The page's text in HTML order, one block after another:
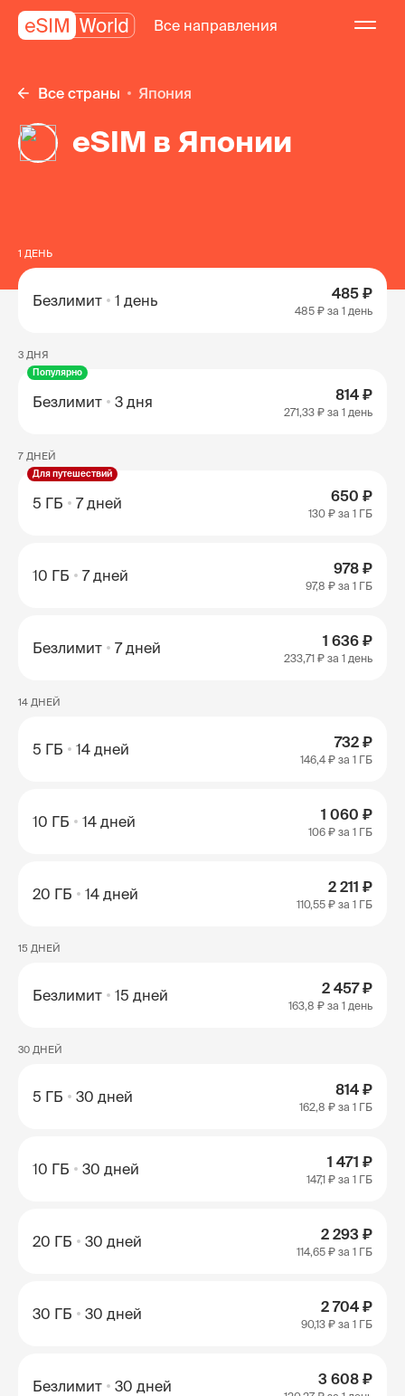
Все направления
Все страны Япония
eSIM в Японии
1 ДЕНЬ
Безлимит 1 день 485 ₽
485 ₽ за 1 день
3 ДНЯ
Популярно
Безлимит 3 дня 814 ₽
271,33 ₽ за 1 день
7 ДНЕЙ
Для путешествий
5 ГБ 7 дней 650 ₽
130 ₽ за 1 ГБ
10 ГБ 7 дней 978 ₽
97,8 ₽ за 1 ГБ
Безлимит 7 дней 1 636 ₽
233,71 ₽ за 1 день
14 ДНЕЙ
5 ГБ 14 дней 732 ₽
146,4 ₽ за 1 ГБ
10 ГБ 14 дней 1 060 ₽
106 ₽ за 1 ГБ
20 ГБ 14 дней 2 211 ₽
110,55 ₽ за 1 ГБ
15 ДНЕЙ
Безлимит 15 дней 2 457 ₽
163,8 ₽ за 1 день
30 ДНЕЙ
5 ГБ 30 дней 814 ₽
162,8 ₽ за 1 ГБ
10 ГБ 30 дней 1 471 ₽
147,1 ₽ за 1 ГБ
20 ГБ 30 дней 2 293 ₽
114,65 ₽ за 1 ГБ
30 ГБ 30 дней 2 704 ₽
90,13 ₽ за 1 ГБ
Безлимит 30 дней 3 608 ₽